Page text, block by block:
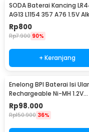
SODA Baterai Kancing
AG13 L1154 357 A76 1.5V
1 PCS
Rp800
Rp7.900 90%
+ Keranjang
Enelong BPI Baterai Isi
Rechargeable Ni-MH 1.2V
2700mAh 4 PCS
Rp98.000
Rp150.900 36%